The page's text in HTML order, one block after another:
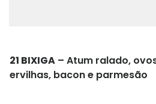
21 BIXIGA – Atum ralado,
ervilhas, bacon e parmesão